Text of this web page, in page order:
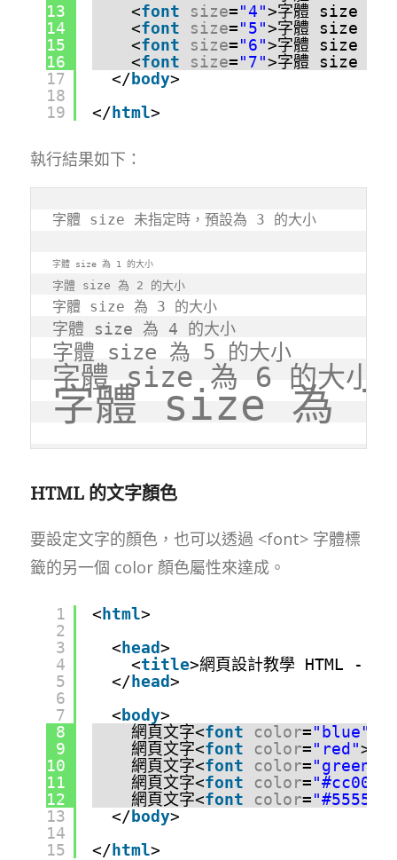
13
14
15
16
17
18
19
<font size="4">字體 size 為
<font size="5">字體 size 為
<font size="6">字體 size 為
<font size="7">字體 size 為
</body>
</ html>
執行結果如下：
字體 size 未指定時，預設為 3 的大小
字體 size 為 1 的大小
字體 size 為 2 的大小
字體 size 為 3 的大小
字體 size 為 4 的大小
字體 size 為 5 的大小
字體 size 為 6 的大小
字體 size 為 7
HTML 的文字顏色
要設定文字的顏色，也可以透過 <font> 字體標
籤的另一個 color 顏色屬性來達成。
1
2
3
4
5
6
7
8
9
10
11
12
13
14
15
<html>
<head>
<title>網頁設計教學 HTML - 文
</head>
<body>
網頁文字<font color="blue"
網頁文字<font color="red">「
網頁文字<font color="green"
網頁文字<font color=
網頁文字<font color=
</body>
</html>